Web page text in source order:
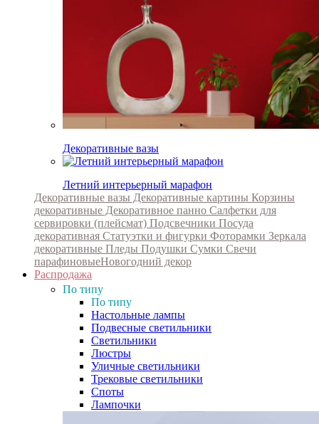
Декоративные вазы
Летний интерьерный марафон
Декоративные вазы Декоративные картины Корзины
декоративные Декоративное панно Салфетки для
сервировки (плейсмат) Подсвечники Посуда
декоративная Статуэтки и фигурки Фоторамки Зеркала
декоративные Пледы Подушки Сумки Свечи
парафиновыеНовогодний декор
Распродажа
По типу
По типу
Настольные лампы
Подвесные светильники
Светильники
Люстры
Уличные светильники
Трековые светильники
Споты
Лампочки